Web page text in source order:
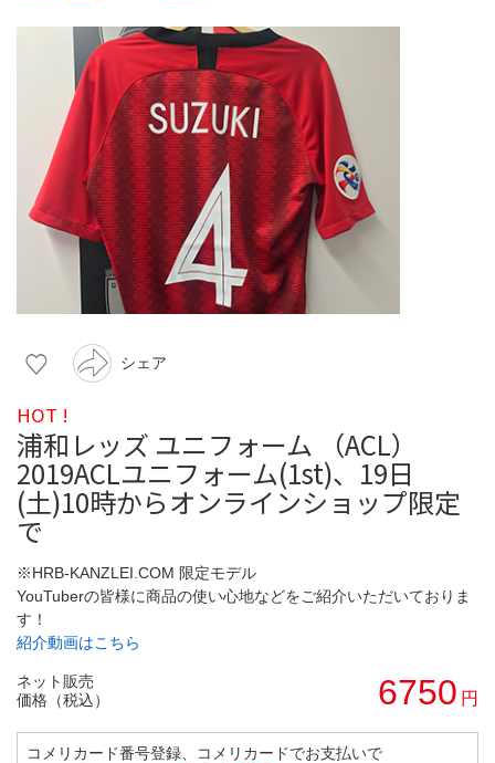
シェア
HOT !
浦和レッズ ユニフォーム （ACL）
2019ACLユニフォーム(1st)、19日
(土)10時からオンラインショップ限定
で
※HRB-KANZLEI.COM 限定モデル
YouTuberの皆様に商品の使い心地などをご紹介いただいておりま
す！
紹介動画はこちら
ネット販売
価格（税込）
6750 円
コメリカード番号登録、コメリカードでお支払いで